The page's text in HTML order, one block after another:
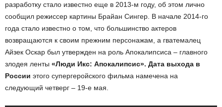
разработку стало известно еще в 2013-м году, об этом лично
сообщил режиссер картины Брайан Сингер. В начале 2014-го
года стало известно о том, что большинство актеров
возвращаются к своим прежним персонажам, а гватемалец
Айзек Оскар был утвержден на роль Апокалипсиса – главного
злодея ленты «Люди Икс: Апокалипсис». Дата выхода в
России этого супергеройского фильма намечена на
следующий четверг – 19-е мая.